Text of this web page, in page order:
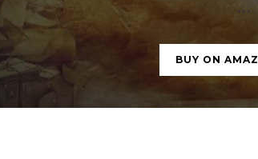
...
BUY ON